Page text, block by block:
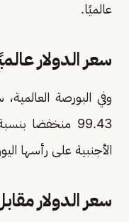
عالميًا.
سعر الدولار
وفي البورصة
الأجنبية على رأسها
سعر الدولار